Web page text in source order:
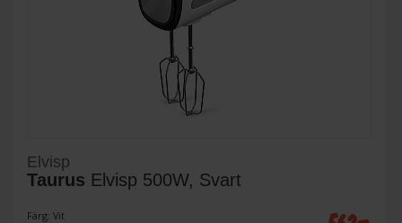
Elvisp
Taurus Elvisp 500W, Svart
Färg: Vit